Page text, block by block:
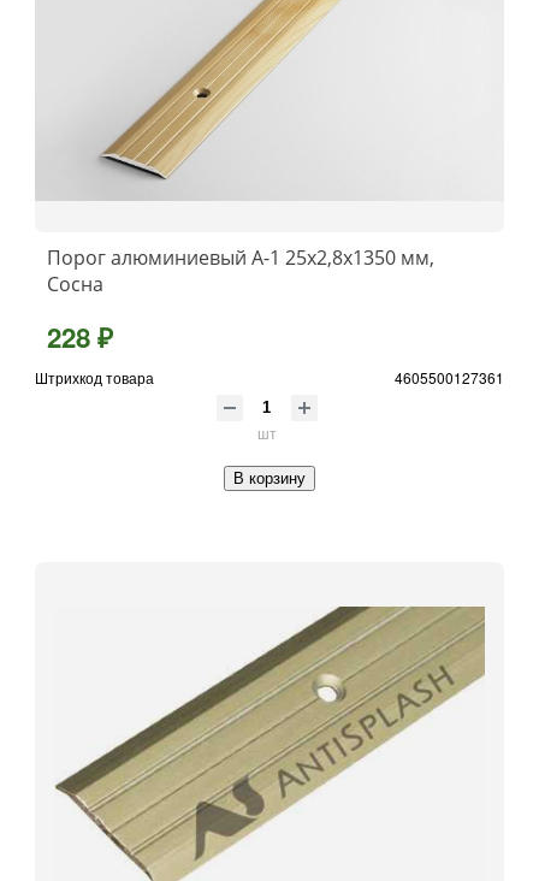
Порог алюминиевый А-1 25x2,8x1350 мм,
Сосна
228 ₽
Штрихкод товара 4605500127361
шт
В корзину